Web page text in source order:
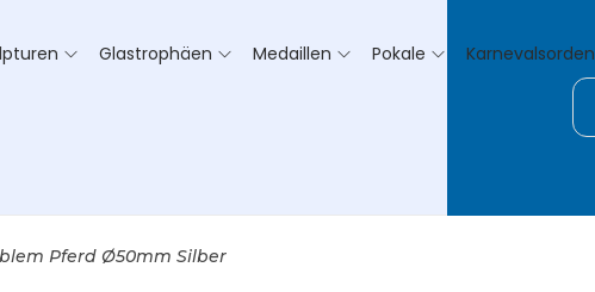
Glastrophäen Medaillen Pokale Karnevalsorden
Pferd Ø50mm Silber